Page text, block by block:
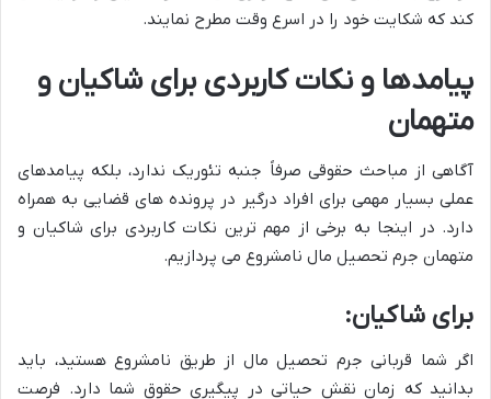
کند که شکایت خود را در اسرع وقت مطرح نمایند.
پیامدها و نکات کاربردی برای شاکیان و
متهمان
آگاهی از مباحث حقوقی صرفاً جنبه تئوریک ندارد، بلکه پیامدهای
عملی بسیار مهمی برای افراد درگیر در پرونده های قضایی به همراه
دارد. در اینجا به برخی از مهم ترین نکات کاربردی برای شاکیان و
متهمان جرم تحصیل مال نامشروع می پردازیم.
برای شاکیان:
اگر شما قربانی جرم تحصیل مال از طریق نامشروع هستید، باید
بدانید که زمان نقش حیاتی در پیگیری حقوق شما دارد. فرصت